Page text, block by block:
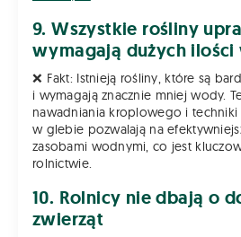
9. Wszystkie rośliny
wymagają dużych
❌ Fakt: Istnieją rośliny, które są
i wymagają znacznie mniej wody.
nawadniania kroplowego i techniki
w glebie pozwalają na
zasobami wodnymi, co jest
rolnictwie.
10. Rolnicy nie dbają o
zwierząt